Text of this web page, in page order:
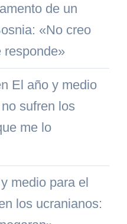
de un
«No creo
responde»
El año y medio
sufren los
me lo
medio para el
los ucranianos: